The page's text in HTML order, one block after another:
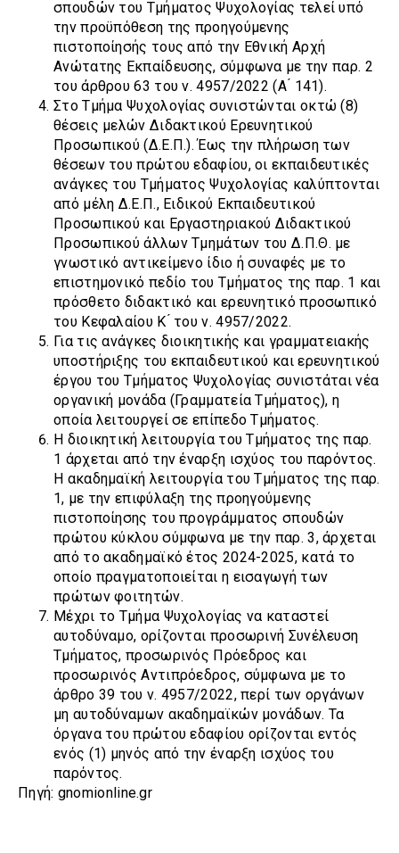
σπουδών του Τμήματος Ψυχολογίας τελεί υπό
την προϋπόθεση της προηγούμενης
πιστοποίησής τους από την Εθνική Αρχή
Ανώτατης Εκπαίδευσης, σύμφωνα με την παρ. 2
του άρθρου 63 του ν. 4957/2022 (Α ́ 141).
Στο Τμήμα Ψυχολογίας συνιστώνται οκτώ (8)
θέσεις μελών Διδακτικού Ερευνητικού
Προσωπικού (Δ.Ε.Π.). Έως την πλήρωση των
θέσεων του πρώτου εδαφίου, οι εκπαιδευτικές
ανάγκες του Τμήματος Ψυχολογίας καλύπτονται
από μέλη Δ.Ε.Π., Ειδικού Εκπαιδευτικού
Προσωπικού και Εργαστηριακού Διδακτικού
Προσωπικού άλλων Τμημάτων του Δ.Π.Θ. με
γνωστικό αντικείμενο ίδιο ή συναφές με το
επιστημονικό πεδίο του Τμήματος της παρ. 1 και
πρόσθετο διδακτικό και ερευνητικό προσωπικό
του Κεφαλαίου Κ ́ του ν. 4957/2022.
Για τις ανάγκες διοικητικής και γραμματειακής
υποστήριξης του εκπαιδευτικού και ερευνητικού
έργου του Τμήματος Ψυχολογίας συνιστάται νέα
οργανική μονάδα (Γραμματεία Τμήματος), η
οποία λειτουργεί σε επίπεδο Τμήματος.
Η διοικητική λειτουργία του Τμήματος της παρ.
1 άρχεται από την έναρξη ισχύος του παρόντος.
Η ακαδημαϊκή λειτουργία του Τμήματος της παρ.
1, με την επιφύλαξη της προηγούμενης
πιστοποίησης του προγράμματος σπουδών
πρώτου κύκλου σύμφωνα με την παρ. 3, άρχεται
από το ακαδημαϊκό έτος 2024-2025, κατά το
οποίο πραγματοποιείται η εισαγωγή των
πρώτων φοιτητών.
Μέχρι το Τμήμα Ψυχολογίας να καταστεί
αυτοδύναμο, ορίζονται προσωρινή Συνέλευση
Τμήματος, προσωρινός Πρόεδρος και
προσωρινός Αντιπρόεδρος, σύμφωνα με το
άρθρο 39 του ν. 4957/2022, περί των οργάνων
μη αυτοδύναμων ακαδημαϊκών μονάδων. Τα
όργανα του πρώτου εδαφίου ορίζονται εντός
ενός (1) μηνός από την έναρξη ισχύος του
παρόντος.
Πηγή: gnomionline.gr